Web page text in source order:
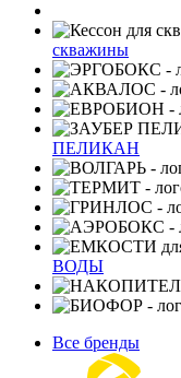
скважины
ПЕЛИКАН
ВОДЫ
Все бренды